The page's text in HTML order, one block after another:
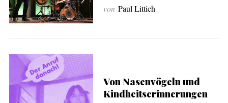
von Paul Littich
Von Nasenvögeln und
Kindheitserinnerungen